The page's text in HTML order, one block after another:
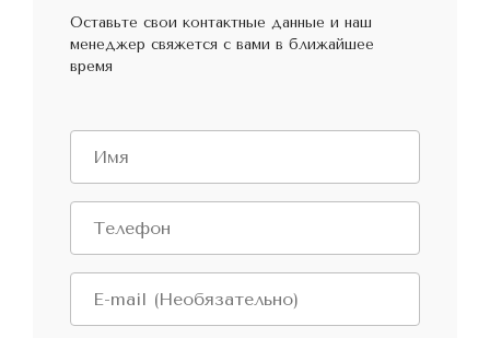
Оставьте свои контактные данные и наш
менеджер свяжется с вами в ближайшее
время